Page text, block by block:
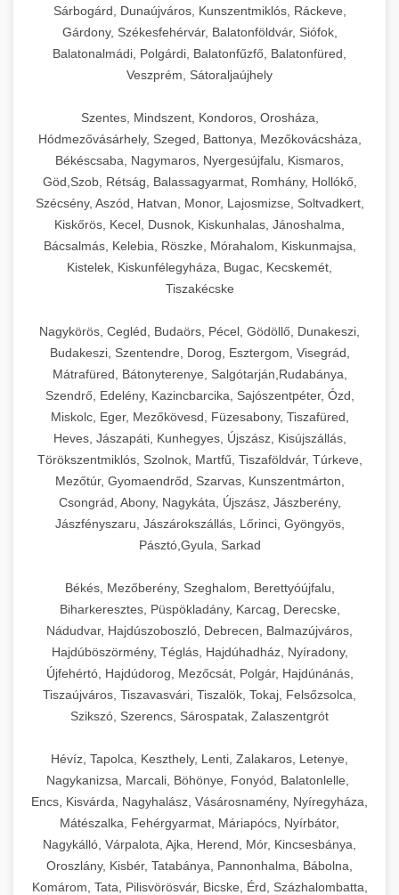
Sárbogárd, Dunaújváros, Kunszentmiklós, Ráckeve,
Gárdony, Székesfehérvár, Balatonföldvár, Siófok,
Balatonalmádi, Polgárdi, Balatonfűzfő, Balatonfüred,
Veszprém, Sátoraljaújhely
Szentes, Mindszent, Kondoros, Orosháza,
Hódmezővásárhely, Szeged, Battonya, Mezőkovácsháza,
Békéscsaba, Nagymaros, Nyergesújfalu, Kismaros,
Göd,Szob, Rétság, Balassagyarmat, Romhány, Hollókő,
Szécsény, Aszód, Hatvan, Monor, Lajosmizse, Soltvadkert,
Kiskőrös, Kecel, Dusnok, Kiskunhalas, Jánoshalma,
Bácsalmás, Kelebia, Röszke, Mórahalom, Kiskunmajsa,
Kistelek, Kiskunfélegyháza, Bugac, Kecskemét,
Tiszakécske
Nagykörös, Cegléd, Budaörs, Pécel, Gödöllő, Dunakeszi,
Budakeszi, Szentendre, Dorog, Esztergom, Visegrád,
Mátrafüred, Bátonyterenye, Salgótarján,Rudabánya,
Szendrő, Edelény, Kazincbarcika, Sajószentpéter, Ózd,
Miskolc, Eger, Mezőkövesd, Füzesabony, Tiszafüred,
Heves, Jászapáti, Kunhegyes, Újszász, Kisújszállás,
Törökszentmiklós, Szolnok, Martfű, Tiszaföldvár, Túrkeve,
Mezőtúr, Gyomaendrőd, Szarvas, Kunszentmárton,
Csongrád, Abony, Nagykáta, Újszász, Jászberény,
Jászfényszaru, Jászárokszállás, Lőrinci, Gyöngyös,
Pásztó,Gyula, Sarkad
Békés, Mezőberény, Szeghalom, Berettyóújfalu,
Biharkeresztes, Püspökladány, Karcag, Derecske,
Nádudvar, Hajdúszoboszló, Debrecen, Balmazújváros,
Hajdúböszörmény, Téglás, Hajdúhadház, Nyíradony,
Újfehértó, Hajdúdorog, Mezőcsát, Polgár, Hajdúnánás,
Tiszaújváros, Tiszavasvári, Tiszalök, Tokaj, Felsőzsolca,
Szikszó, Szerencs, Sárospatak, Zalaszentgrót
Hévíz, Tapolca, Keszthely, Lenti, Zalakaros, Letenye,
Nagykanizsa, Marcali, Böhönye, Fonyód, Balatonlelle,
Encs, Kisvárda, Nagyhalász, Vásárosnamény, Nyíregyháza,
Mátészalka, Fehérgyarmat, Máriapócs, Nyírbátor,
Nagykálló, Várpalota, Ajka, Herend, Mór, Kincsesbánya,
Oroszlány, Kisbér, Tatabánya, Pannonhalma, Bábolna,
Komárom, Tata, Pilisvörösvár, Bicske, Érd, Százhalombatta,